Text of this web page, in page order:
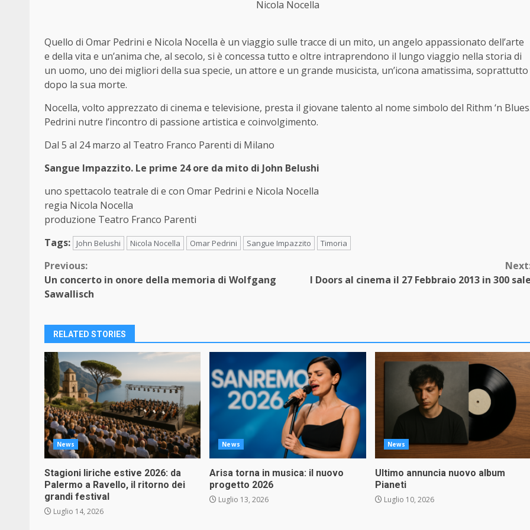
Nicola Nocella
Quello di Omar Pedrini e Nicola Nocella è un viaggio sulle tracce di un mito, un angelo appassionato dell’arte
e della vita e un’anima che, al secolo, si è concessa tutto e oltre intraprendono il lungo viaggio nella storia di
un uomo, uno dei migliori della sua specie, un attore e un grande musicista, un’icona amatissima, soprattutto
dopo la sua morte.
Nocella, volto apprezzato di cinema e televisione, presta il giovane talento al nome simbolo del Rithm ‘n
Pedrini nutre l’incontro di passione artistica e coinvolgimento.
Dal 5 al 24 marzo al Teatro Franco Parenti di Milano
Sangue Impazzito. Le prime 24 ore da mito di John Belushi
uno spettacolo teatrale di e con Omar Pedrini e Nicola Nocella
regia Nicola Nocella
produzione Teatro Franco Parenti
Tags:
John Belushi Nicola Nocella Omar Pedrini Sangue Impazzito Timoria
Continue
Reading
Previous:
Un concerto in onore della memoria di Wolfgang
Sawallisch
I Doors al cinema il 27 Febbraio 2013 in 300
RELATED STORIES
News
Stagioni liriche estive 2026: da
Palermo a Ravello, il ritorno dei
grandi festival
Luglio 14, 2026
News
Arisa torna in musica: il nuovo
progetto 2026
Luglio 13, 2026
News
Ultimo annuncia nuovo album
Pianeti
Luglio 10, 2026